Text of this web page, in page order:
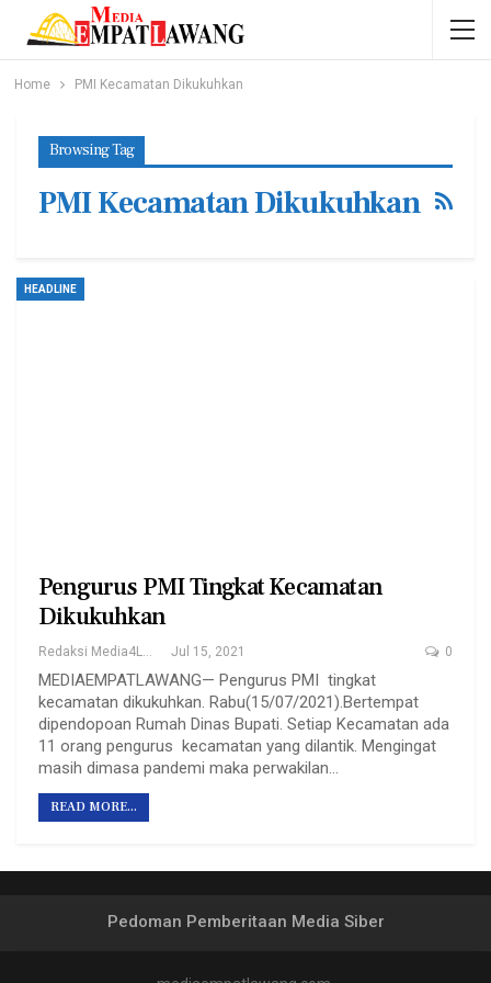
Home PMI Kecamatan Dikukuhkan
Browsing Tag
PMI Kecamatan Dikukuhkan
HEADLINE
Pengurus PMI Tingkat Kecamatan
Dikukuhkan
Jul 15, 2021 0
MEDIAEMPATLAWANG— Pengurus PMI tingkat
kecamatan dikukuhkan. Rabu(15/07/2021).Bertempat
dipendopoan Rumah Dinas Bupati. Setiap Kecamatan ada
11 orang pengurus kecamatan yang dilantik. Mengingat
masih dimasa pandemi maka perwakilan…
READ MORE...
Pedoman Pemberitaan Media Siber